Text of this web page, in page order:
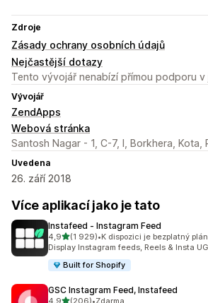
Zdroje
Zásady ochrany osobních údajů
Nejčastější dotazy
Tento vývojář nenabízí přímou podporu v
Vývojář
ZendApps
Webová stránka
Santosh Nagar - 1, C-7, I, Borkhera, Kota,
Uvedena
26. září 2018
Více aplikací jako je tato
Instafeed ‑ Instagram Feed
4,9z 5 hvězd
(1 929)
Celkový počet recenzí: 1929
•K dispozici je bezplatný plán
Display Instagram feeds, Reels & Insta
Built for Shopify
GSC Instagram Feed, Instafeed
4,9z 5 hvězd
(206)•Zdarma